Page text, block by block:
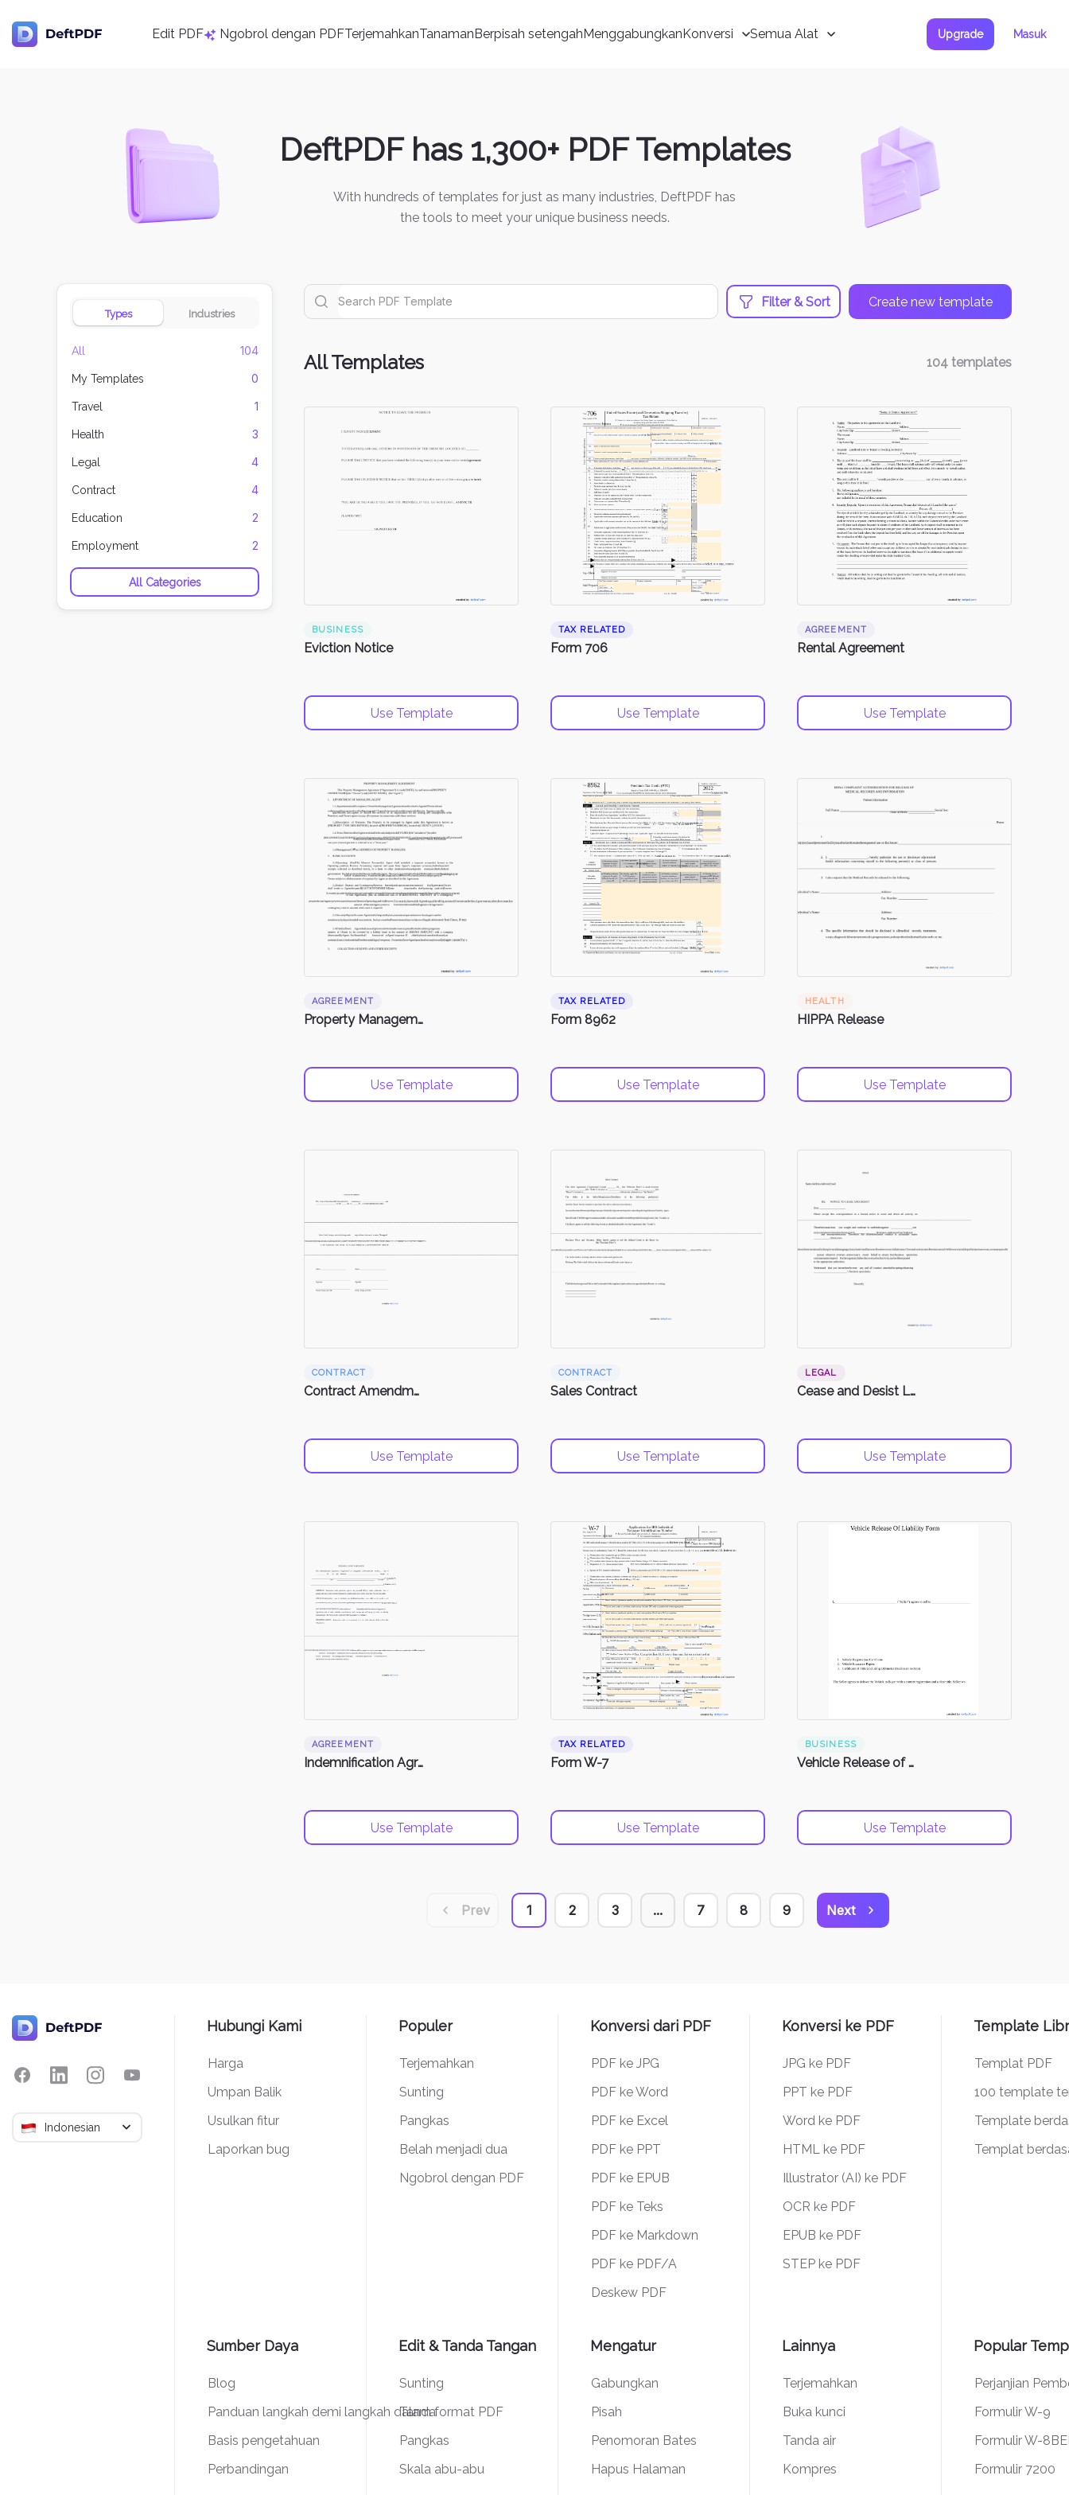
Edit PDF Ngobrol dengan PDFTerjemahkanTanamanBerpisah setengahMenggabungkanKonversi Semua Alat Upgrade Masuk
DeftPDF has 1,300+ PDF Templates
With hundreds of templates for just as many industries, DeftPDF has
the tools to meet your unique business needs.
Types Industries
All 104
My Templates 0
Travel 1
Health 3
Legal 4
Contract 4
Education 2
Employment 2
All Categories
Filter & Sort Create new template
All Templates 104 templates
BUSINESS
Eviction Notice
Use Template
TAX RELATED
Form 706
Use Template
AGREEMENT
Rental Agreement
Use Template
AGREEMENT
Property Management Agreement
Use Template
TAX RELATED
Form 8962
Use Template
HEALTH
HIPPA Release
Use Template
CONTRACT
Contract Amendments
Use Template
CONTRACT
Sales Contract
Use Template
LEGAL
Cease and Desist Letter
Use Template
AGREEMENT
Indemnification Agreement
Use Template
TAX RELATED
Form W-7
Use Template
BUSINESS
Vehicle Release of Liability Form
Use Template
Prev 1 2 3 ... 7 8 9 Next
Indonesian
Hubungi Kami
Harga
Umpan Balik
Usulkan fitur
Laporkan bug
Sumber Daya
Blog
Panduan langkah demi langkah dalam format PDF
Basis pengetahuan
Perbandingan
Populer
Terjemahkan
Sunting
Pangkas
Belah menjadi dua
Ngobrol dengan PDF
Edit & Tanda Tangan
Sunting
Tanda
Pangkas
Skala abu-abu
Konversi dari PDF
PDF ke JPG
PDF ke Word
PDF ke Excel
PDF ke PPT
PDF ke EPUB
PDF ke Teks
PDF ke Markdown
PDF ke PDF/A
Deskew PDF
Mengatur
Gabungkan
Pisah
Penomoran Bates
Hapus Halaman
Konversi ke PDF
JPG ke PDF
PPT ke PDF
Word ke PDF
HTML ke PDF
Illustrator (AI) ke PDF
OCR ke PDF
EPUB ke PDF
STEP ke PDF
Lainnya
Terjemahkan
Buka kunci
Tanda air
Kompres
Template
Templat PDF
100 template
Template
Templat
Popular
Perjanjian
Formulir W-9
Formulir W-
Formulir 7200